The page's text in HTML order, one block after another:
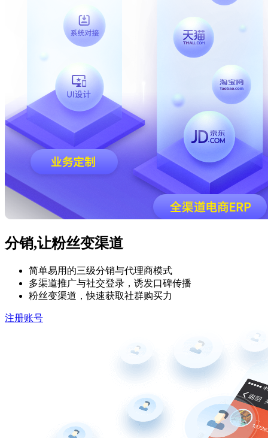
分销,让粉丝变渠道
简单易用的三级分销与代理商模式
多渠道推广与社交登录，诱发口碑传播
粉丝变渠道，快速获取社群购买力
注册账号